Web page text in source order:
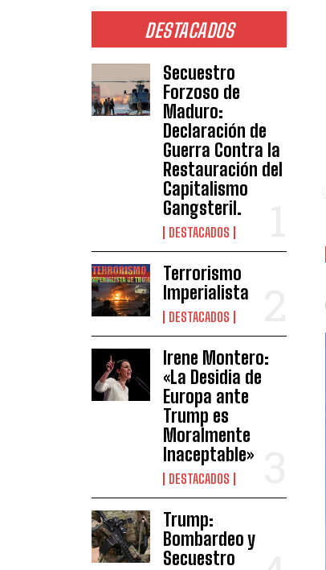
DESTACADOS
Secuestro
Forzoso de
Maduro:
Declaración de
Guerra Contra la
Restauración del
Capitalismo
Gangsteril.
DESTACADOS
Terrorismo
Imperialista
DESTACADOS
Irene Montero:
«La Desidia de
Europa ante
Trump es
Moralmente
Inaceptable»
DESTACADOS
Trump:
Bombardeo y
Secuestro